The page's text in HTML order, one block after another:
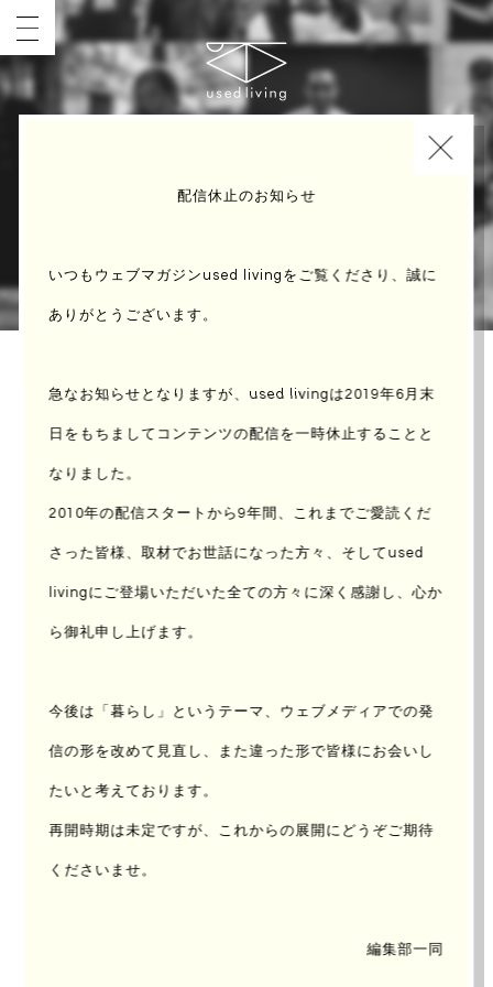
配信休止のお知らせ
いつもウェブマガジンused livingをご覧くださり、誠に
ありがとうございます。
急なお知らせとなりますが、used livingは2019年6月末
日をもちまして コンテンツの配信を一時休止することと
なりました。
2010年の配信スタートから9年間、これまでご愛読くだ
さった皆様、取材でお世話になった方々、 そしてused
livingにご登場いただいた全ての方々に深く感謝し、心か
ら御礼申し上げます。
今後は「暮らし」というテーマ、ウェブメディアでの発
信の形を改めて見直し、 また違った形で皆様にお会いし
たいと考えております。
再開時期は未定ですが、これからの展開にどうぞご期待
くださいませ。
編集部一同
no.46 Kathy
UPDATE : 2015/Nov/08
AUTHOR：加賀 耕平